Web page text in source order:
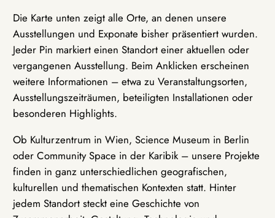
Die Karte unten zeigt alle Orte, an denen unsere
Ausstellungen und Exponate bisher präsentiert wurden.
Jeder Pin markiert einen Standort einer aktuellen oder
vergangenen Ausstellung. Beim Anklicken erscheinen
weitere Informationen – etwa zu Veranstaltungsorten,
Ausstellungszeiträumen, beteiligten Installationen oder
besonderen Highlights.
Ob Kulturzentrum in Wien, Science Museum in Berlin
oder Community Space in der Karibik – unsere Projekte
finden in ganz unterschiedlichen geografischen,
kulturellen und thematischen Kontexten statt. Hinter
jedem Standort steckt eine Geschichte von